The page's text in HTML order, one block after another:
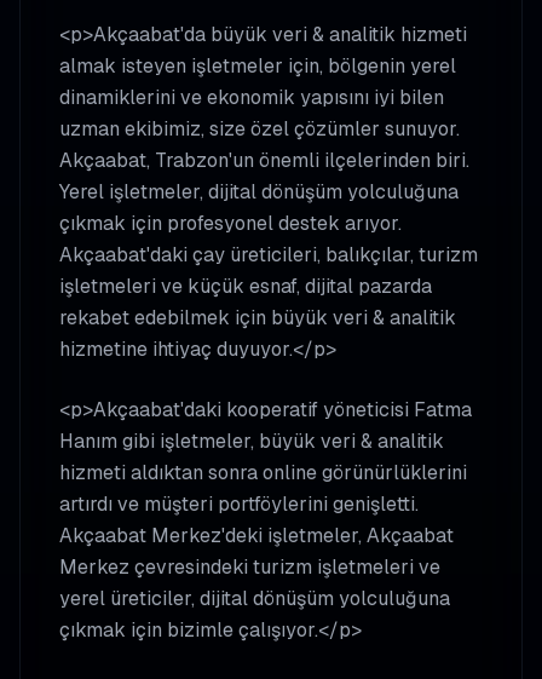
<p>Akçaabat'da büyük veri & analitik hizmeti
almak isteyen işletmeler için, bölgenin yerel
dinamiklerini ve ekonomik yapısını iyi bilen
uzman ekibimiz, size özel çözümler sunuyor.
Akçaabat, Trabzon'un önemli ilçelerinden biri.
Yerel işletmeler, dijital dönüşüm yolculuğuna
çıkmak için profesyonel destek arıyor.
Akçaabat'daki çay üreticileri, balıkçılar, turizm
işletmeleri ve küçük esnaf, dijital pazarda
rekabet edebilmek için büyük veri & analitik
hizmetine ihtiyaç duyuyor.</p>
<p>Akçaabat'daki kooperatif yöneticisi Fatma
Hanım gibi işletmeler, büyük veri & analitik
hizmeti aldıktan sonra online görünürlüklerini
artırdı ve müşteri portföylerini genişletti.
Akçaabat Merkez'deki işletmeler, Akçaabat
Merkez çevresindeki turizm işletmeleri ve
yerel üreticiler, dijital dönüşüm yolculuğuna
çıkmak için bizimle çalışıyor.</p>